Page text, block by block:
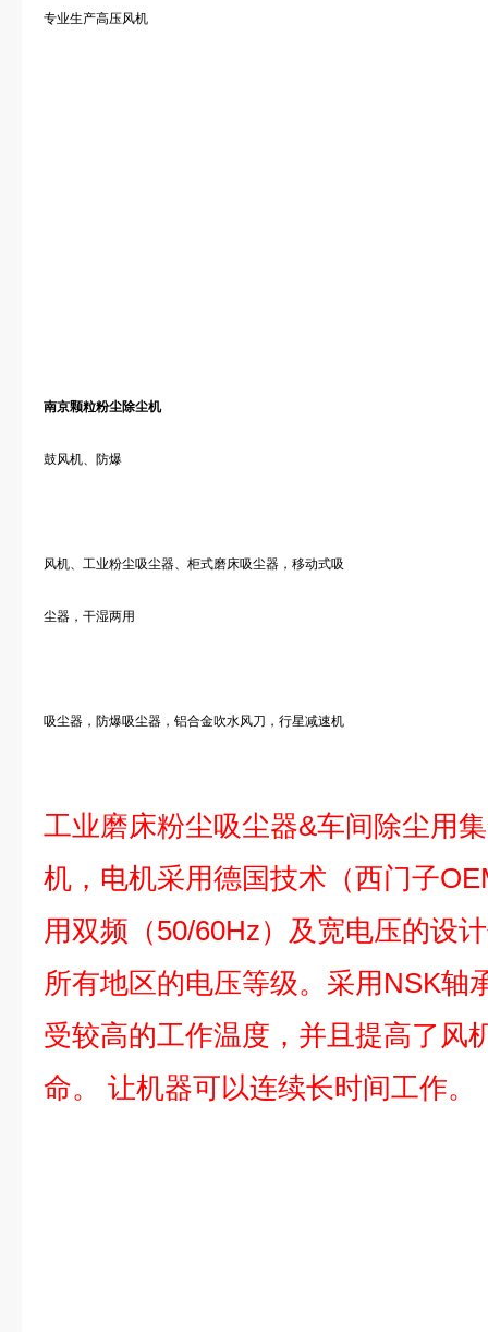
专业生产高压风机
南京颗粒粉尘除尘机
鼓风机、防爆
风机、工业粉尘吸尘器、柜式磨床吸尘器，移动式吸
尘器，干湿两用
吸尘器，防爆吸尘器，铝合金吹水风刀，行星减速机
工业磨床粉尘吸尘器&车间除尘用
机，电机采用德国技术（西门子
用双频（50/60Hz）及宽电压的设
所有地区的电压等级。采用NSK轴
受较高的工作温度，并且提高了风
命。 让机器可以连续长时间工作。